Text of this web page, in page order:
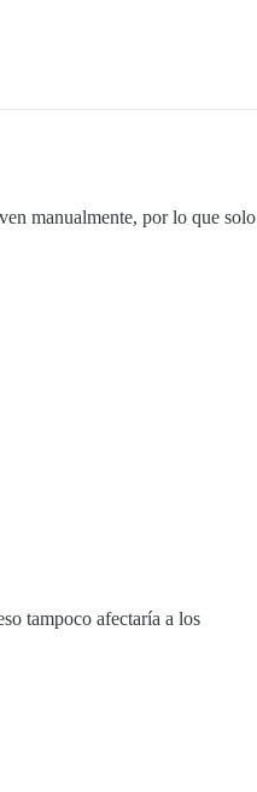
manualmente, por lo que solo
tampoco afectaría a los